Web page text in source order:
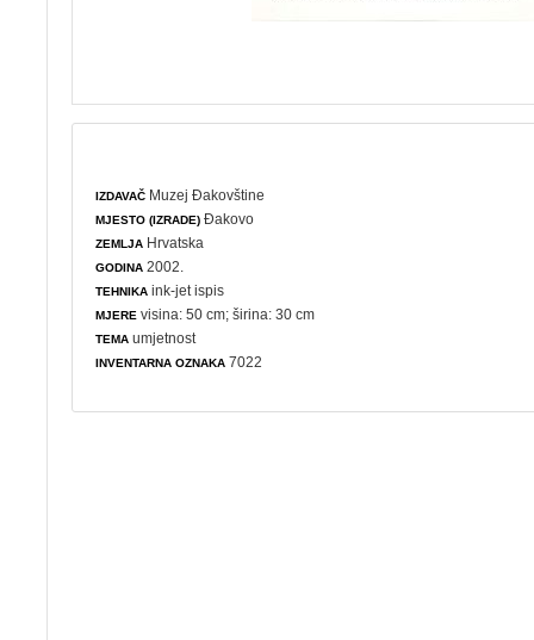
IZDAVAČ Muzej Đakovštine
MJESTO (IZRADE) Đakovo
ZEMLJA Hrvatska
GODINA 2002.
TEHNIKA ink-jet ispis
MJERE visina: 50 cm; širina: 30 cm
TEMA umjetnost
INVENTARNA OZNAKA 7022